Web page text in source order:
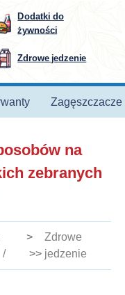
Dodatki do
żywności
Zdrowe jedzenie
Zagęszczacze
na
zebranych
>
>>
Zdrowe
jedzenie